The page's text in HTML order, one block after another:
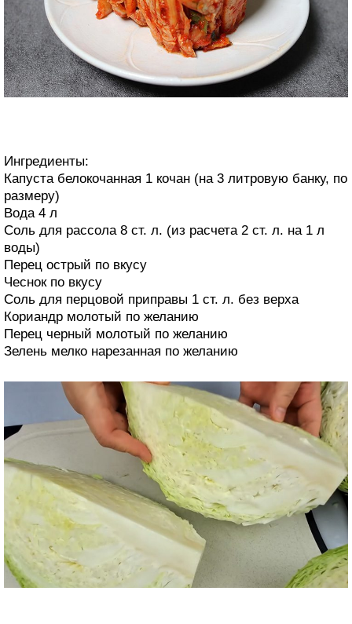
Ингредиенты:
Капуста белокочанная 1 кочан (на 3 литровую банку, по
размеру)
Вода 4 л
Соль для рассола 8 ст. л. (из расчета 2 ст. л. на 1 л
воды)
Перец острый по вкусу
Чеснок по вкусу
Соль для перцовой приправы 1 ст. л. без верха
Кориандр молотый по желанию
Перец черный молотый по желанию
Зелень мелко нарезанная по желанию